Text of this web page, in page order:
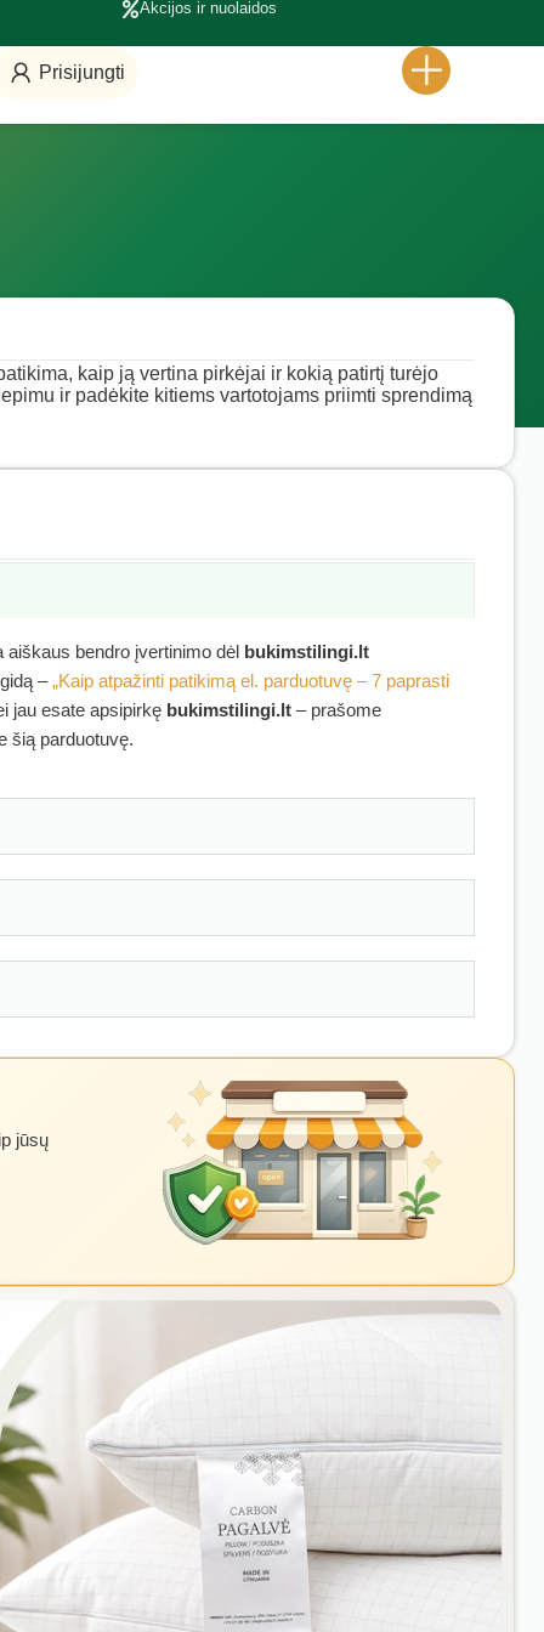
Akcijos ir nuolaidos
Prisijungti
kaip ją vertina pirkėjai ir kokią patirtį turėjo
ir padėkite kitiems vartotojams priimti sprendimą
aiškaus bendro įvertinimo dėl bukimstilingi.lt
–„Kaip atpažinti patikimą el. parduotuvę – 7 paprasti
jau esate apsipirkę bukimstilingi.lt – prašome
šią parduotuvę.
jūsų